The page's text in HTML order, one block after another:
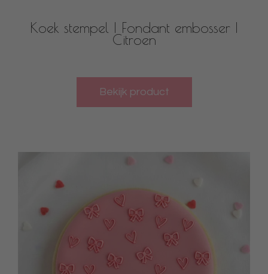
Koek stempel | Fondant embosser |
Citroen
Bekijk product